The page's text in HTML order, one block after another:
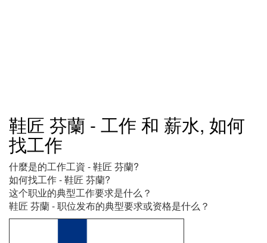
鞋匠 芬蘭 - 工作 和 薪水, 如何
找工作
什麼是的工作工資 - 鞋匠 芬蘭?
如何找工作 - 鞋匠 芬蘭?
这个职业的典型工作要求是什么？
鞋匠 芬蘭 - 职位发布的典型要求或资格是什么？